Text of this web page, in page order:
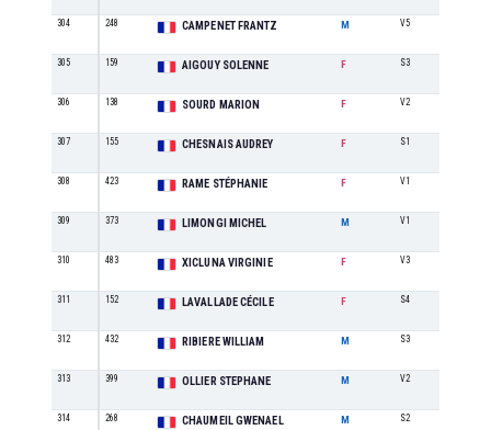
304 248 CAMPENET FRANTZ M V5
305 159 AIGOUY SOLENNE F S3
306 138 SOURD MARION F V2
307 155 CHESNAIS AUDREY F S1
308 423 RAME STÉPHANIE F V1
309 373 LIMONGI MICHEL M V1
310 483 XICLUNA VIRGINIE F V3
311 152 LAVALLADE CÉCILE F S4
312 432 RIBIERE WILLIAM M S3
313 399 OLLIER STEPHANE M V2
314 268 CHAUMEIL GWENAEL M S2